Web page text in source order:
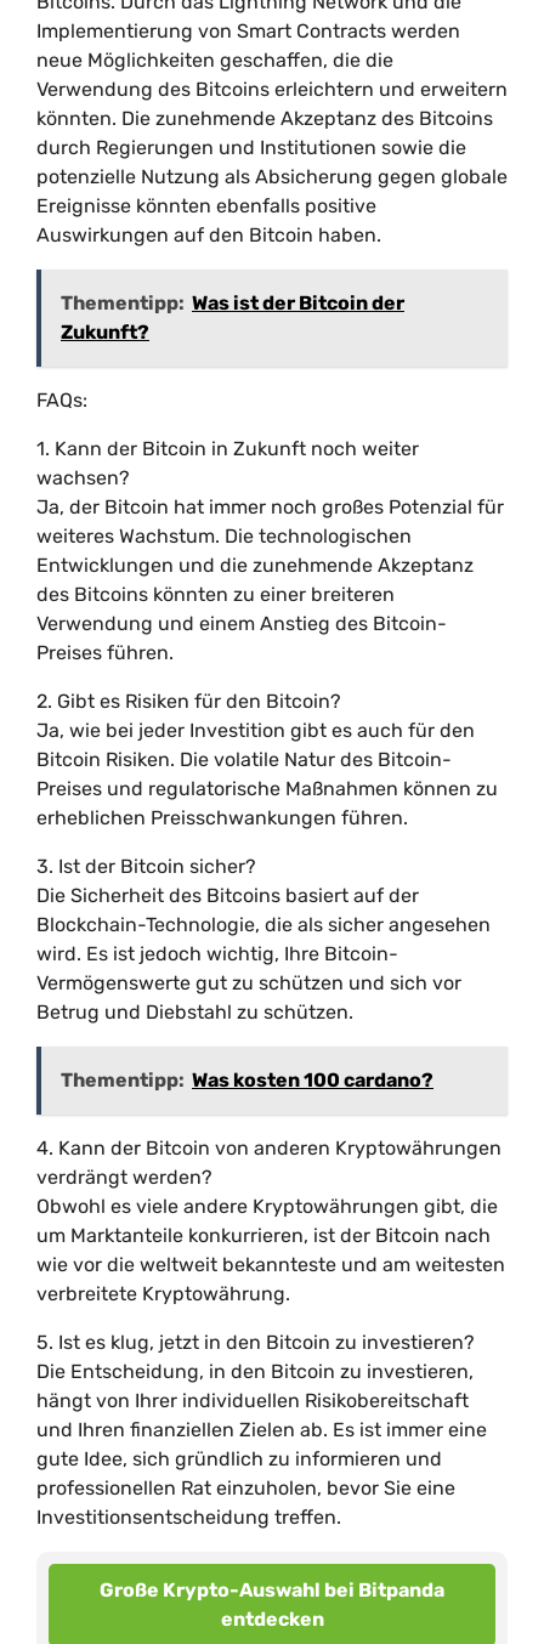
Implementierung von Smart Contracts werden
neue Möglichkeiten geschaffen, die die
Verwendung des Bitcoins erleichtern und erweitern
könnten. Die zunehmende Akzeptanz des Bitcoins
durch Regierungen und Institutionen sowie die
potenzielle Nutzung als Absicherung gegen globale
Ereignisse könnten ebenfalls positive
Auswirkungen auf den Bitcoin haben.
Thementipp: Was ist der Bitcoin der
Zukunft?
FAQs:
1. Kann der Bitcoin in Zukunft noch weiter
wachsen?
Ja, der Bitcoin hat immer noch großes Potenzial für
weiteres Wachstum. Die technologischen
Entwicklungen und die zunehmende Akzeptanz
des Bitcoins könnten zu einer breiteren
Verwendung und einem Anstieg des Bitcoin-
Preises führen.
2. Gibt es Risiken für den Bitcoin?
Ja, wie bei jeder Investition gibt es auch für den
Bitcoin Risiken. Die volatile Natur des Bitcoin-
Preises und regulatorische Maßnahmen können zu
erheblichen Preisschwankungen führen.
3. Ist der Bitcoin sicher?
Die Sicherheit des Bitcoins basiert auf der
Blockchain-Technologie, die als sicher angesehen
wird. Es ist jedoch wichtig, Ihre Bitcoin-
Vermögenswerte gut zu schützen und sich vor
Betrug und Diebstahl zu schützen.
Thementipp: Was kosten 100 cardano?
4. Kann der Bitcoin von anderen Kryptowährungen
verdrängt werden?
Obwohl es viele andere Kryptowährungen gibt, die
um Marktanteile konkurrieren, ist der Bitcoin nach
wie vor die weltweit bekannteste und am weitesten
verbreitete Kryptowährung.
5. Ist es klug, jetzt in den Bitcoin zu investieren?
Die Entscheidung, in den Bitcoin zu investieren,
hängt von Ihrer individuellen Risikobereitschaft
und Ihren finanziellen Zielen ab. Es ist immer eine
gute Idee, sich gründlich zu informieren und
professionellen Rat einzuholen, bevor Sie eine
Investitionsentscheidung treffen.
Große Krypto-Auswahl bei Bitpanda
entdecken